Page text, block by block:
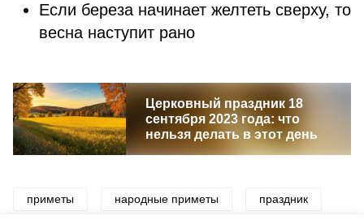
Если береза начинает желтеть сверху, то
весна наступит рано
Церковный праздник 18
сентября 2023 года: что
нельзя делать в этот день
приметы народные приметы праздник